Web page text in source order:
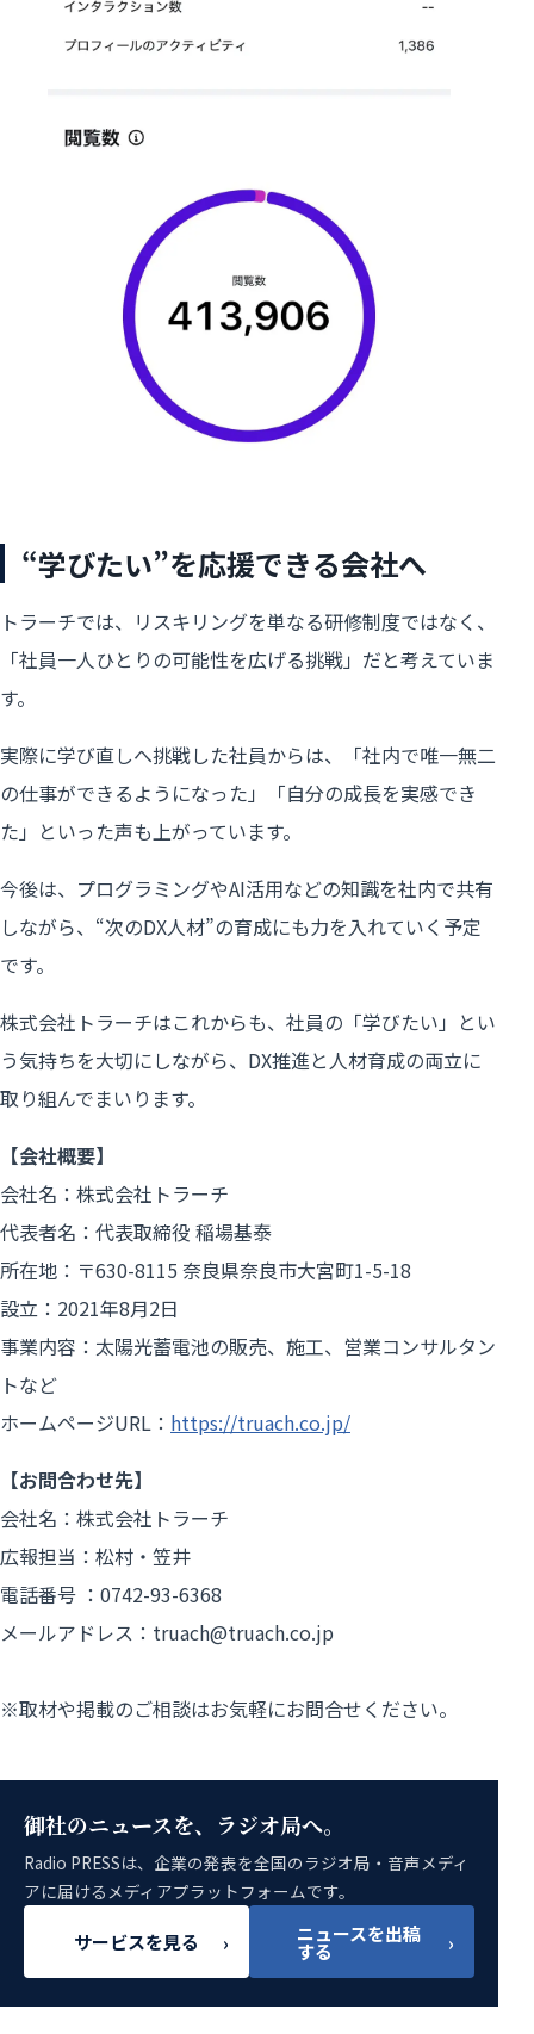
“学びたい”を応援できる会社へ
トラーチでは、リスキリングを単なる研修制度ではなく、
「社員一人ひとりの可能性を広げる挑戦」だと考えていま
す。
実際に学び直しへ挑戦した社員からは、「社内で唯一無二
の仕事ができるようになった」「自分の成長を実感でき
た」といった声も上がっています。
今後は、プログラミングやAI活用などの知識を社内で共有
しながら、“次のDX人材”の育成にも力を入れていく予定
です。
株式会社トラーチはこれからも、社員の「学びたい」とい
う気持ちを大切にしながら、DX推進と人材育成の両立に
取り組んでまいります。
【会社概要】
会社名：株式会社トラーチ
代表者名：代表取締役 稲場基泰
所在地：〒630-8115 奈良県奈良市大宮町1-5-18
設立：2021年8月2日
事業内容：太陽光蓄電池の販売、施工、営業コンサルタン
トなど
ホームページURL： https://truach.co.jp/
【お問合わせ先】
会社名：株式会社トラーチ
広報担当：松村・笠井
電話番号 ：0742-93-6368
メールアドレス：truach@truach.co.jp
※取材や掲載のご相談はお気軽にお問合せください。
御社のニュースを、ラジオ局へ。
Radio PRESSは、企業の発表を全国のラジオ局・音声メディ
アに届けるメディアプラットフォームです。
サービスを見る › ニュースを出稿
する ›